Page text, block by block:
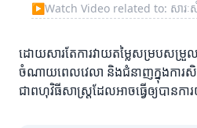
▶Watch Video related to: សារៈសំខ
ដោយសារតែការវាយតម្លៃសម្របសម្រួល
ចំណាយពេលវេលា និងជំនាញក្នុងការសិក្ស
ជាពហុវិធីសាស្ត្រដែលអាចធ្វើឲ្យបា